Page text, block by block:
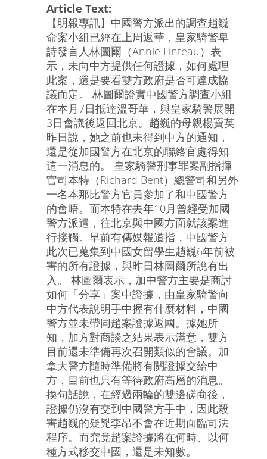
Article Text:
【明報專訊】中國警方派出的調查趙巍
命案小組已經在上周返華，皇家騎警卑
詩發言人林圖爾（Annie Linteau）表
示，未向中方提供任何證據，如何處理
此案，還是要看雙方政府是否可達成協
議而定。 林圖爾證實中國警方調查小組
在本月7日抵達溫哥華，與皇家騎警展開
3日會議後返回北京。趙巍的母親楊寶英
昨日說，她之前也未得到中方的通知，
還是從加國警方在北京的聯絡官處得知
這一消息的。 皇家騎警刑事罪案副指揮
官司本特（Richard Bent）總警司和另外
一名本那比警方官員參加了和中國警方
的會晤。而本特在去年10月曾經受加國
警方派遣，往北京與中國方面就該案進
行接觸。早前有傳媒報道指，中國警方
此次已蒐集到中國女留學生趙巍6年前被
害的所有證據，與昨日林圖爾所說有出
入。 林圖爾表示，加中警方主要是商討
如何「分享」案中證據，由皇家騎警向
中方代表說明手中握有什麼材料，中國
警方並未帶同趙案證據返國。據她所
知，加方對商談之結果表示滿意，雙方
目前還未準備再次召開類似的會議。加
拿大警方隨時準備將有關證據交給中
方，目前也只有等待政府高層的消息。
換句話說，在經過兩輪的雙邊磋商後，
證據仍沒有交到中國警方手中，因此殺
害趙巍的疑兇李昂不會在近期面臨司法
程序。而究竟趙案證據將在何時、以何
種方式移交中國，還是未知數。